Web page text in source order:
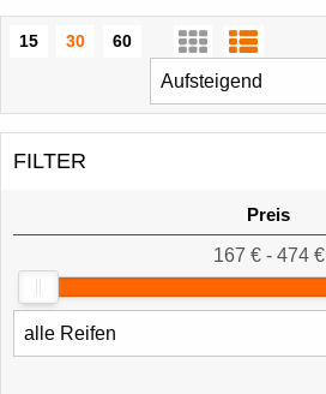
15 30
60
FILTER
Preis
167 € - 474 €